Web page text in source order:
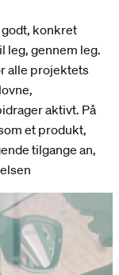
konkret
leg, gennem leg.
alle projektets
aktivt. På
et produkt,
tilgange an,